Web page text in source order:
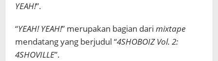
YEAH!”.
“YEAH! YEAH!” merupakan bagian dari mixtape
mendatang yang berjudul “4SHOBOIZ Vol. 2:
4SHOVILLE”.